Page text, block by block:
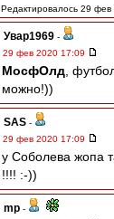
Редактировалось 29
Увар1969 -
29 фев 2020 17:09
МосфОлд ,
можно!))
SAS -
29 фев 2020 17:09
у Соболева жопа
!!!! :-))
mp -